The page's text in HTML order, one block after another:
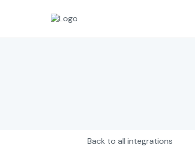
Back to all integrations